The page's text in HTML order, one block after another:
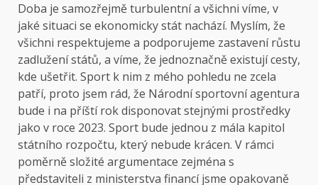
Doba je samozřejmě turbulentní a všichni víme, v
jaké situaci se ekonomicky stát nachází. Myslím, že
všichni respektujeme a podporujeme zastavení růstu
zadlužení států, a víme, že jednoznačně existují cesty,
kde ušetřit. Sport k nim z mého pohledu ne zcela
patří, proto jsem rád, že Národní sportovní agentura
bude i na příští rok disponovat stejnými prostředky
jako v roce 2023. Sport bude jednou z mála kapitol
státního rozpočtu, který nebude krácen. V rámci
poměrně složité argumentace zejména s
představiteli z ministerstva financí jsme opakovaně